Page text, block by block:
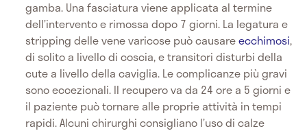
gamba. Una fasciatura viene applicata al termine
dell’intervento e rimossa dopo 7 giorni. La legatura e
stripping delle vene varicose può causareecchimosi,
di solito a livello di coscia, e transitori disturbi della
cute a livello della caviglia. Le complicanze più gravi
sono eccezionali. Il recupero va da 24 ore a 5 giorni e
il paziente può tornare alle proprie attività in tempi
rapidi. Alcuni chirurghi consigliano l’uso di calze